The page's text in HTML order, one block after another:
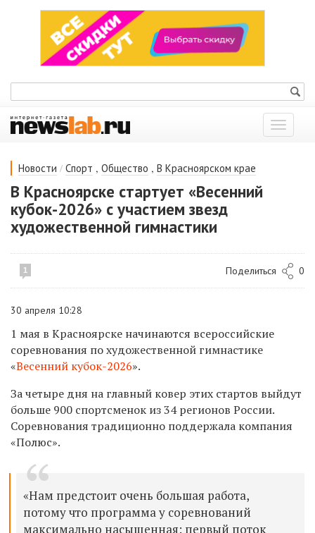
Показать
меню
Новости / Спорт , Общество , В Красноярском крае
В Красноярске стартует «Весенний
кубок-2026» с участием звезд
художественной гимнастики
1 Поделиться 0
30 апреля 10:28
1 мая в Красноярске начинаются всероссийские
соревнования по художественной гимнастике
«Весенний кубок-2026».
За четыре дня на главный ковер этих стартов выйдут
больше 900 спортсменок из 34 регионов России.
Соревнования традиционно поддержала компания
«Полюс».
«Нам предстоит очень большая работа,
потому что программа у соревнований
максимально насыщенная: первый поток